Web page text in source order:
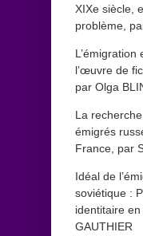
XIXe siècle,
problème,
l’œuvre de
par Olga
La
émigrés
France, par
Idéal de
soviétique :
identitaire
GAUTHIER